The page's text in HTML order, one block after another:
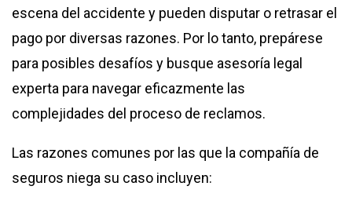
escena del accidente y pueden disputar o retrasar el
pago por diversas razones. Por lo tanto, prepárese
para posibles desafíos y busque asesoría legal
experta para navegar eficazmente las
complejidades del proceso de reclamos.
Las razones comunes por las que la compañía de
seguros niega su caso incluyen: